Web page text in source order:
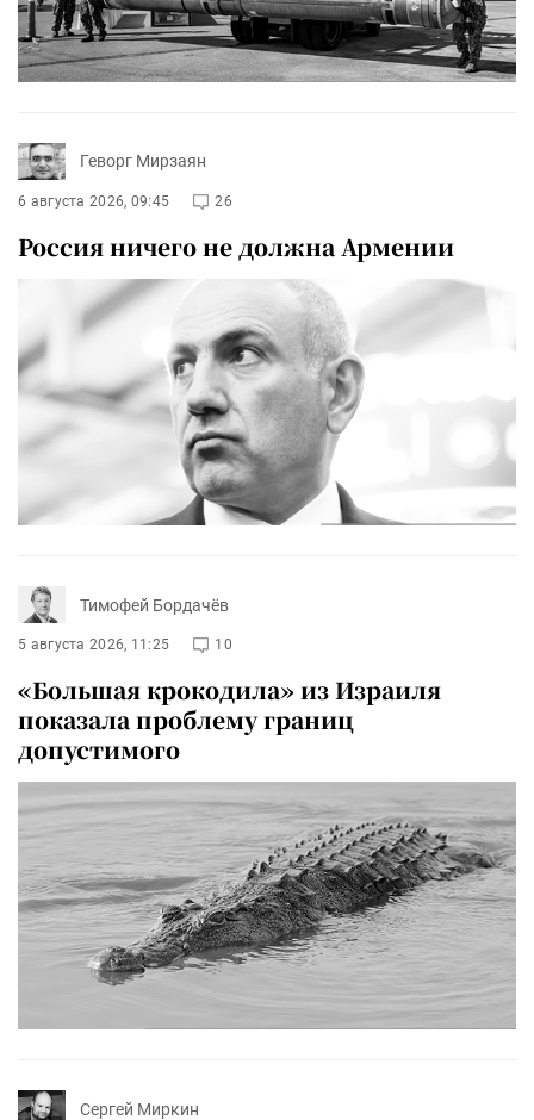
Геворг Мирзаян
6 августа 2026, 09:45 26
Россия ничего не должна Армении
Тимофей Бордачёв
5 августа 2026, 11:25 10
«Большая крокодила» из Израиля
показала проблему границ
допустимого
Сергей Миркин